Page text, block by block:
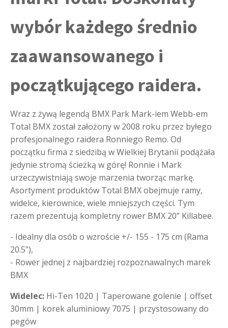
wybór każdego średnio
zaawansowanego i
początkującego raidera.
Wraz z żywą legendą BMX Park Mark-iem Webb-em
Total BMX został założony w 2008 roku przez byłego
profesjonalnego raidera Ronniego Remo. Od
początku firma z siedzibą w Wielkiej Brytanii podążała
jedynie stromą ścieżką w górę! Ronnie i Mark
urzeczywistniają swoje marzenia tworząc markę.
Asortyment produktów Total BMX obejmuje ramy,
widelce, kierownice, wiele mniejszych części. Tym
razem prezentują kompletny rower BMX 20” Killabee.
- Idealny dla osób o wzroście +/- 155 - 175 cm (Rama
20.5"),
- Rower jednej z najbardziej rozpoznawalnych marek
BMX
Widelec: Hi-Ten 1020 | Taperowane golenie | offset
30mm | korek aluminiowy 7075 | przystosowany do
pegów